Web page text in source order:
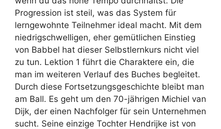
Progression ist steil, was das System für
lerngewohnte Teilnehmer ideal macht. Mit dem
niedrigschwelligen, eher gemütlichen Einstieg
von Babbel hat dieser Selbstlernkurs nicht viel
zu tun. Lektion 1 führt die Charaktere ein, die
man im weiteren Verlauf des Buches begleitet.
Durch diese Fortsetzungsgeschichte bleibt man
am Ball. Es geht um den 70-jährigen Michiel van
Dijk, der einen Nachfolger für sein Unternehmen
sucht. Seine einzige Tochter Hendrijke ist von